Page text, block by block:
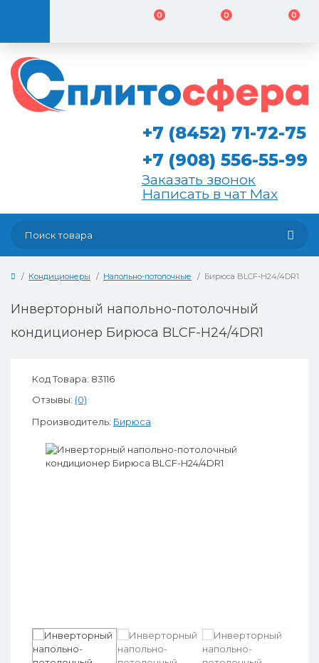
0 0 0
+7 (8452) 71-72-75
+7 (908) 556-55-99
Заказать звонок
Написать в чат Max
Кондиционеры Напольно-потолочные Бирюса BLCF-H24/4DR1
Инверторный напольно-потолочный
кондиционер Бирюса BLCF-H24/4DR1
Код Товара: 83116
Отзывы: (0)
Производитель: Бирюса